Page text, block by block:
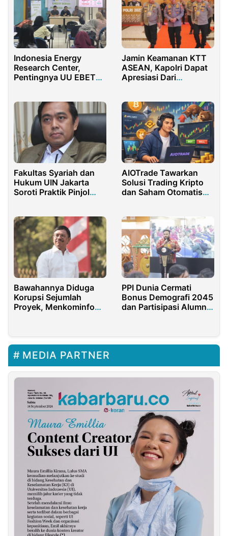
Indonesia Energy
Research Center,
Pentingnya UU EBET
Jamin Keamanan KTT
ASEAN, Kapolri Dapat
Apresiasi Dari
Fakultas Syariah dan
Hukum UIN Jakarta
Soroti Praktik Pinjol
AIOTrade Tawarkan
Solusi Trading Kripto
dan Saham Otomatis
Bawahannya Diduga
Korupsi Sejumlah
Proyek, Menkominfo
PPI Dunia Cermati
Bonus Demografi 2045
dan Partisipasi Alumni
MEDIA PARTNER